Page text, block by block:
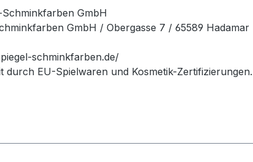
GmbH
GmbH / Obergasse 7 / 65589 Hadamar
schminkfarben.de/
durch EU-Spielwaren und Kosmetik-Zertifizierungen.